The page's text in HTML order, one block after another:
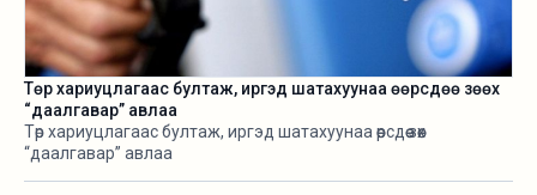
Төр хариуцлагаас бултаж, иргэд шатахуунаа өөрсдөө зөөх
“даалгавар” авлаа
Төр хариуцлагаас бултаж, иргэд шатахуунаа өөрсдөө зөөх
“даалгавар” авлаа